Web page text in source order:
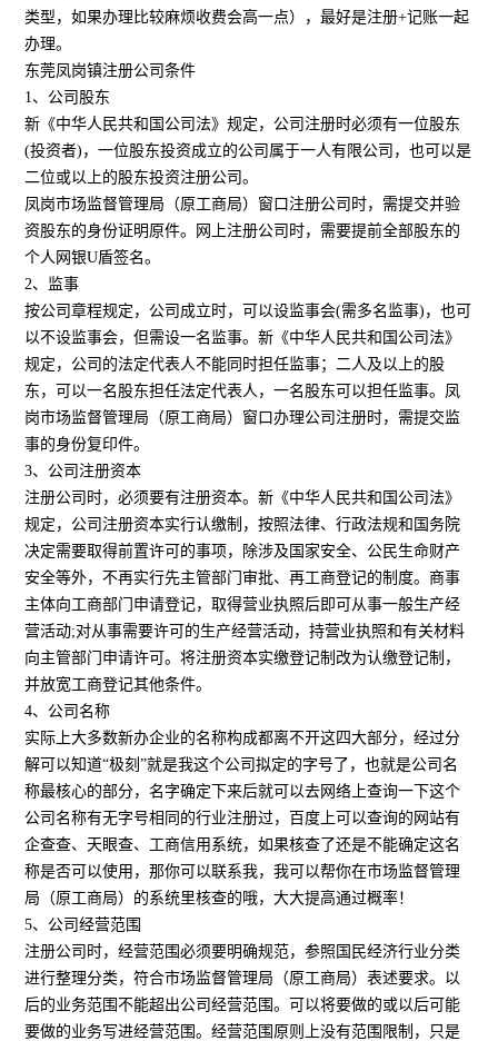
类型，如果办理比较麻烦收费会高一点），最好是注册+记账一起
办理。
东莞凤岗镇注册公司条件
1、公司股东
新《中华人民共和国公司法》规定，公司注册时必须有一位股东
(投资者)，一位股东投资成立的公司属于一人有限公司，也可以是
二位或以上的股东投资注册公司。
凤岗市场监督管理局（原工商局）窗口注册公司时，需提交并验
资股东的身份证明原件。网上注册公司时，需要提前全部股东的
个人网银U盾签名。
2、监事
按公司章程规定，公司成立时，可以设监事会(需多名监事)，也可
以不设监事会，但需设一名监事。新《中华人民共和国公司法》
规定，公司的法定代表人不能同时担任监事；二人及以上的股
东，可以一名股东担任法定代表人，一名股东可以担任监事。凤
岗市场监督管理局（原工商局）窗口办理公司注册时，需提交监
事的身份复印件。
3、公司注册资本
注册公司时，必须要有注册资本。新《中华人民共和国公司法》
规定，公司注册资本实行认缴制，按照法律、行政法规和国务院
决定需要取得前置许可的事项，除涉及国家安全、公民生命财产
安全等外，不再实行先主管部门审批、再工商登记的制度。商事
主体向工商部门申请登记，取得营业执照后即可从事一般生产经
营活动;对从事需要许可的生产经营活动，持营业执照和有关材料
向主管部门申请许可。将注册资本实缴登记制改为认缴登记制，
并放宽工商登记其他条件。
4、公司名称
实际上大多数新办企业的名称构成都离不开这四大部分，经过分
解可以知道“极刻”就是我这个公司拟定的字号了，也就是公司名
称最核心的部分，名字确定下来后就可以去网络上查询一下这个
公司名称有无字号相同的行业注册过，百度上可以查询的网站有
企查查、天眼查、工商信用系统，如果核查了还是不能确定这名
称是否可以使用，那你可以联系我，我可以帮你在市场监督管理
局（原工商局）的系统里核查的哦，大大提高通过概率！
5、公司经营范围
注册公司时，经营范围必须要明确规范，参照国民经济行业分类
进行整理分类，符合市场监督管理局（原工商局）表述要求。以
后的业务范围不能超出公司经营范围。可以将要做的或以后可能
要做的业务写进经营范围。经营范围原则上没有范围限制，只是